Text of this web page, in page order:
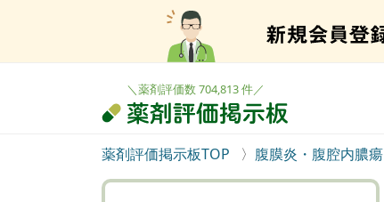
＼薬剤評価数 704,813 件／
薬剤評価掲示板TOP 腹膜炎・腹腔内膿瘍